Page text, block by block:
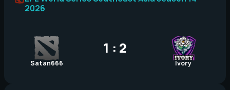
Satan666
1 : 2
Ivory
2026